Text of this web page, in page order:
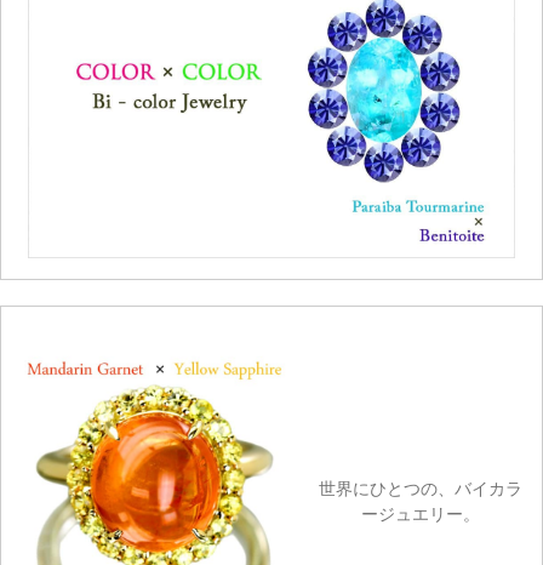
世界にひとつの、バイカラ
ージュエリー。